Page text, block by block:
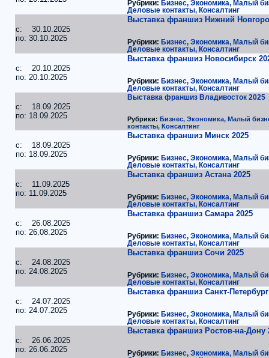
Рубрики: Бизнес, Экономика, Малый
Деловые контакты, Консалтинг
c: 30.10.2025
по: 30.10.2025
Выставка франшиз Нижний
Рубрики: Бизнес, Экономика, Малый
Деловые контакты, Консалтинг
c: 20.10.2025
по: 20.10.2025
Выставка франшиз Новосибирск
Рубрики: Бизнес, Экономика, Малый
Деловые контакты, Консалтинг
c: 18.09.2025
по: 18.09.2025
Выставка франшиз Владивосток 2025
Рубрики: Бизнес, Экономика, Малый
контакты, Консалтинг
c: 18.09.2025
по: 18.09.2025
Выставка франшиз Минск 2025
Рубрики: Бизнес, Экономика, Малый
Деловые контакты, Консалтинг
c: 11.09.2025
по: 11.09.2025
Выставка франшиз Астана 2025
Рубрики: Бизнес, Экономика, Малый
Деловые контакты, Консалтинг
c: 26.08.2025
по: 26.08.2025
Выставка франшиз Самара 2025
Рубрики: Бизнес, Экономика, Малый
Деловые контакты, Консалтинг
c: 24.08.2025
по: 24.08.2025
Выставка франшиз Сочи 2025
Рубрики: Бизнес, Экономика, Малый
Деловые контакты, Консалтинг
c: 24.07.2025
по: 24.07.2025
Выставка франшиз Санкт-Петербург
Рубрики: Бизнес, Экономика, Малый
Деловые контакты, Консалтинг
c: 26.06.2025
по: 26.06.2025
Выставка франшиз Ростов-на-Дону
Рубрики: Бизнес, Экономика, Малый